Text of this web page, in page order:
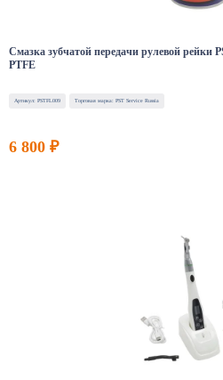
Смазка зубчатой передачи рулевой рейки
PTFE
Артикул: PSTFL009 Торговая марка: PST Service Russia
6 800 ₽